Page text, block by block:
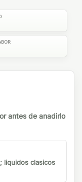
antes de anadirlo
liquidos clasicos